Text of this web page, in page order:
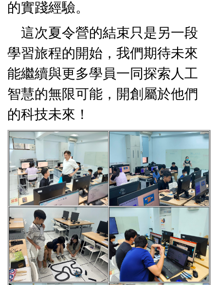
的實踐經驗。
這次夏令營的結束只是另一段
學習旅程的開始，我們期待未來
能繼續與更多學員一同探索人工
智慧的無限可能，開創屬於他們
的科技未來！